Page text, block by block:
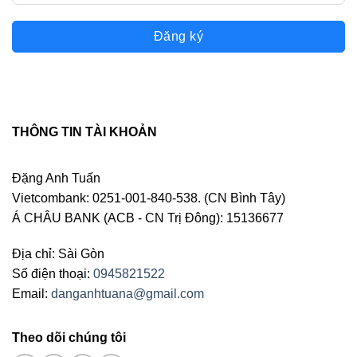
Đăng ký
THÔNG TIN TÀI KHOẢN
Đặng Anh Tuấn
Vietcombank: 0251-001-840-538. (CN Bình Tây)
Á CHÂU BANK (ACB - CN Trị Đông): 15136677
Địa chỉ: Sài Gòn
Số điện thoại: 0945821522
Email: danganhtuana@gmail.com
Theo dõi chúng tôi